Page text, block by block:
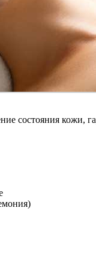
состояния